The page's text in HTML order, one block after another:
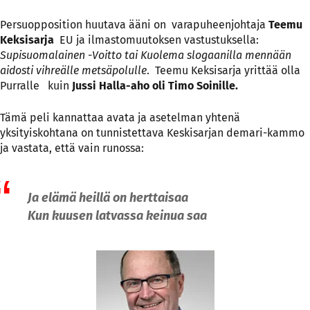
Persuopposition huutava ääni on varapuheenjohtaja Teemu
Keksisarja EU ja ilmastomuutoksen vastustuksella:
Supisuomalainen -Voitto tai Kuolema slogaanilla mennään
aidosti vihreälle metsäpolulle. Teemu Keksisarja yrittää olla
Purralle kuin Jussi Halla-aho oli Timo Soinille.
Tämä peli kannattaa avata ja asetelman yhtenä
yksityiskohtana on tunnistettava Keskisarjan demari-kammo
ja vastata, että vain runossa:
Ja elämä heillä on herttaisaa
Kun kuusen latvassa keinua saa